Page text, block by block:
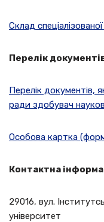
Склад
Перелік
Перелік документів,
ради здобувач
Особова картка
Контактна
29016, вул.
університет